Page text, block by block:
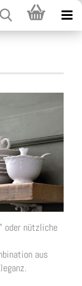
oder nützliche
aus